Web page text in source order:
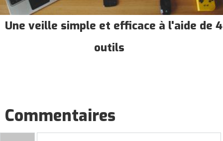
Une veille simple et efficace à l'aide de 4
outils
Commentaires